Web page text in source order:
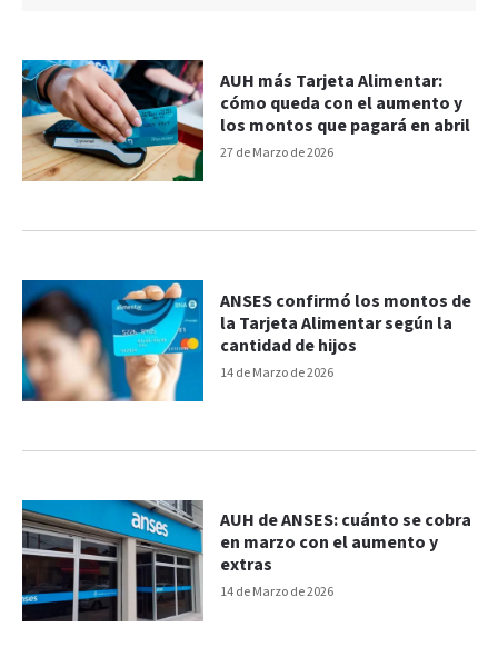
27 de Marzo de 2026
AUH más Tarjeta Alimentar:
cómo queda con el aumento y
los montos que pagará en abril
14 de Marzo de 2026
ANSES confirmó los montos de
la Tarjeta Alimentar según la
cantidad de hijos
14 de Marzo de 2026
AUH de ANSES: cuánto se cobra
en marzo con el aumento y
extras